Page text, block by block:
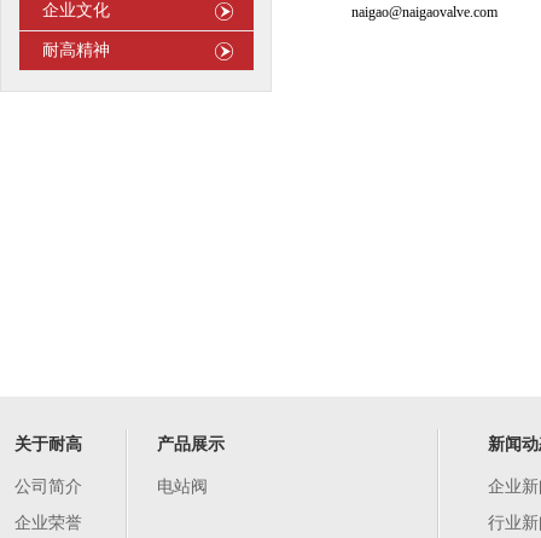
企业文化
耐高精神
naigao@naigaovalve.com
关于耐高
公司简介
企业荣誉
产品展示
电站阀
新闻
企业
行业